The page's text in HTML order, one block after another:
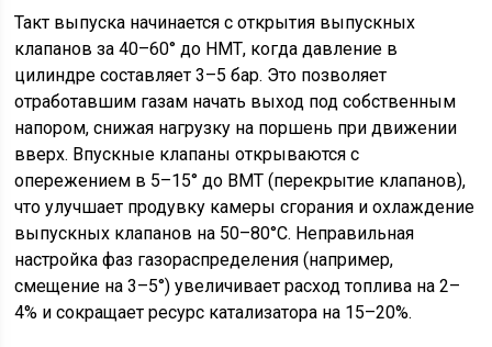
Такт выпуска начинается с открытия выпускных
клапанов за 40–60° до НМТ, когда давление в
цилиндре составляет 3–5 бар. Это позволяет
отработавшим газам начать выход под собственным
напором, снижая нагрузку на поршень при движении
вверх. Впускные клапаны открываются с
опережением в 5–15° до ВМТ (перекрытие клапанов),
что улучшает продувку камеры сгорания и охлаждение
выпускных клапанов на 50–80°C. Неправильная
настройка фаз газораспределения (например,
смещение на 3–5°) увеличивает расход топлива на 2–
4% и сокращает ресурс катализатора на 15–20%.